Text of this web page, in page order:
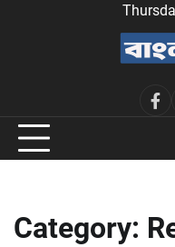
Category: